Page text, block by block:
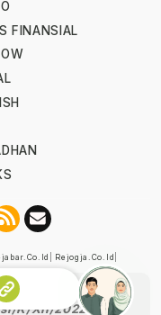
FINANSIAL
Rejogja.co.id
Pers
K/XII/2022